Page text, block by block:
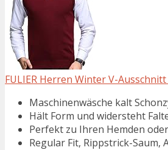
FULIER Herren Winter V-
Maschinenwäsche kalt
Hält Form und widersteht
Perfekt zu Ihren Hemden
Regular Fit, Rippstrick-